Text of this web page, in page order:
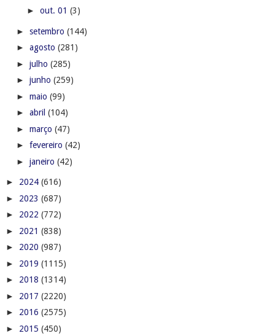
► out. 01 (3)
► setembro (144)
► agosto (281)
► julho (285)
► junho (259)
► maio (99)
► abril (104)
► março (47)
► fevereiro (42)
► janeiro (42)
► 2024 (616)
► 2023 (687)
► 2022 (772)
► 2021 (838)
► 2020 (987)
► 2019 (1115)
► 2018 (1314)
► 2017 (2220)
► 2016 (2575)
► 2015 (450)